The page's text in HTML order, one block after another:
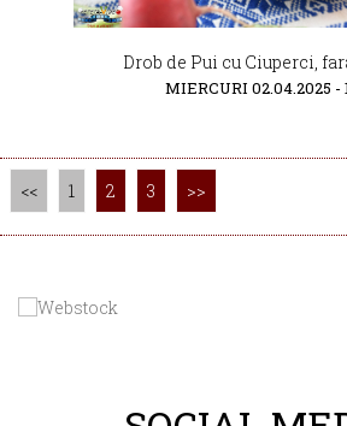
Drob de Pui cu Ciuperci,
MIERCURI 02.04.2025 -
<< 1 2 3 >>